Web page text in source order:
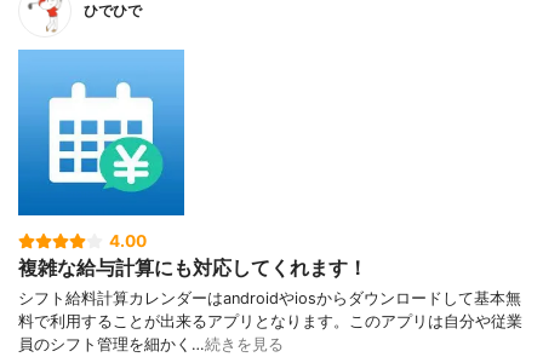
ひでひで
4.00
複雑な給与計算にも対応してくれます！
シフト給料計算カレンダーはandroidやiosからダウンロードして基本無
料で利用することが出来るアプリとなります。このアプリは自分や従業
員のシフト管理を細かく…続きを見る